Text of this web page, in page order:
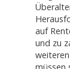
auf
und zu